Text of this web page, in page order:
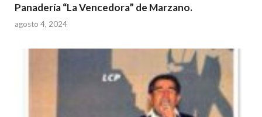
Panadería “La Vencedora” de Marzano.
agosto 4, 2024